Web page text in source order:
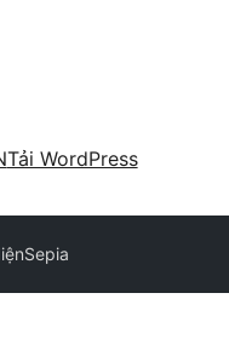
Tải WordPress
Sepia